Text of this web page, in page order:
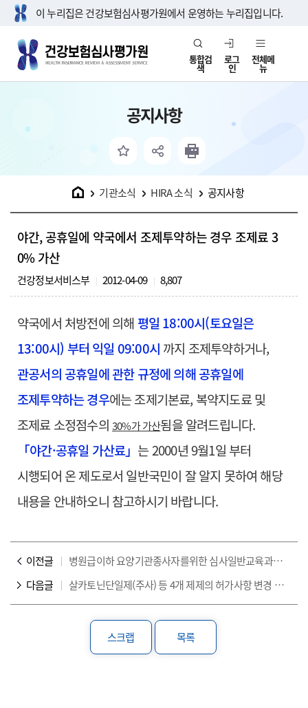
이 누리집은 건강보험심사평가원에서 운영하는 누리집입니다.
통합검
색
로그
인
전체메
뉴
공지사항
홈 기관소식 HIRA 소식 공지사항
야간, 공휴일에 약국에서 조제투약하는 경우 조제료 3
0% 가산
건강정보서비스부 2012-04-09 8,807
약국에서 처방전에 의해 평일 18:00시(토요일은
13:00시) 부터 익일 09:00시 까지 조제투약하거나,
관공서의 공휴일에 관한 규정에 의해 공휴일에
조제투약하는 경우에는 조제기본료, 복약지도료 및
조제료 소정점수의 30%가 가산됨을 알려드립니다.
「야간·공휴일 가산료」 는 2000년 9월1일 부터
시행되어 온 제도로서 일반국민이 잘 알지 못하여 해당
내용을 안내하오니 참고하시기 바랍니다.
이전글
병원급이하 요양기관종사자를위한 심사일반교육과정 일정 등 안내
다음글
살카토닌단일제(주사) 등 4개 제제의 허가사항 변경 안내
스크랩 목록